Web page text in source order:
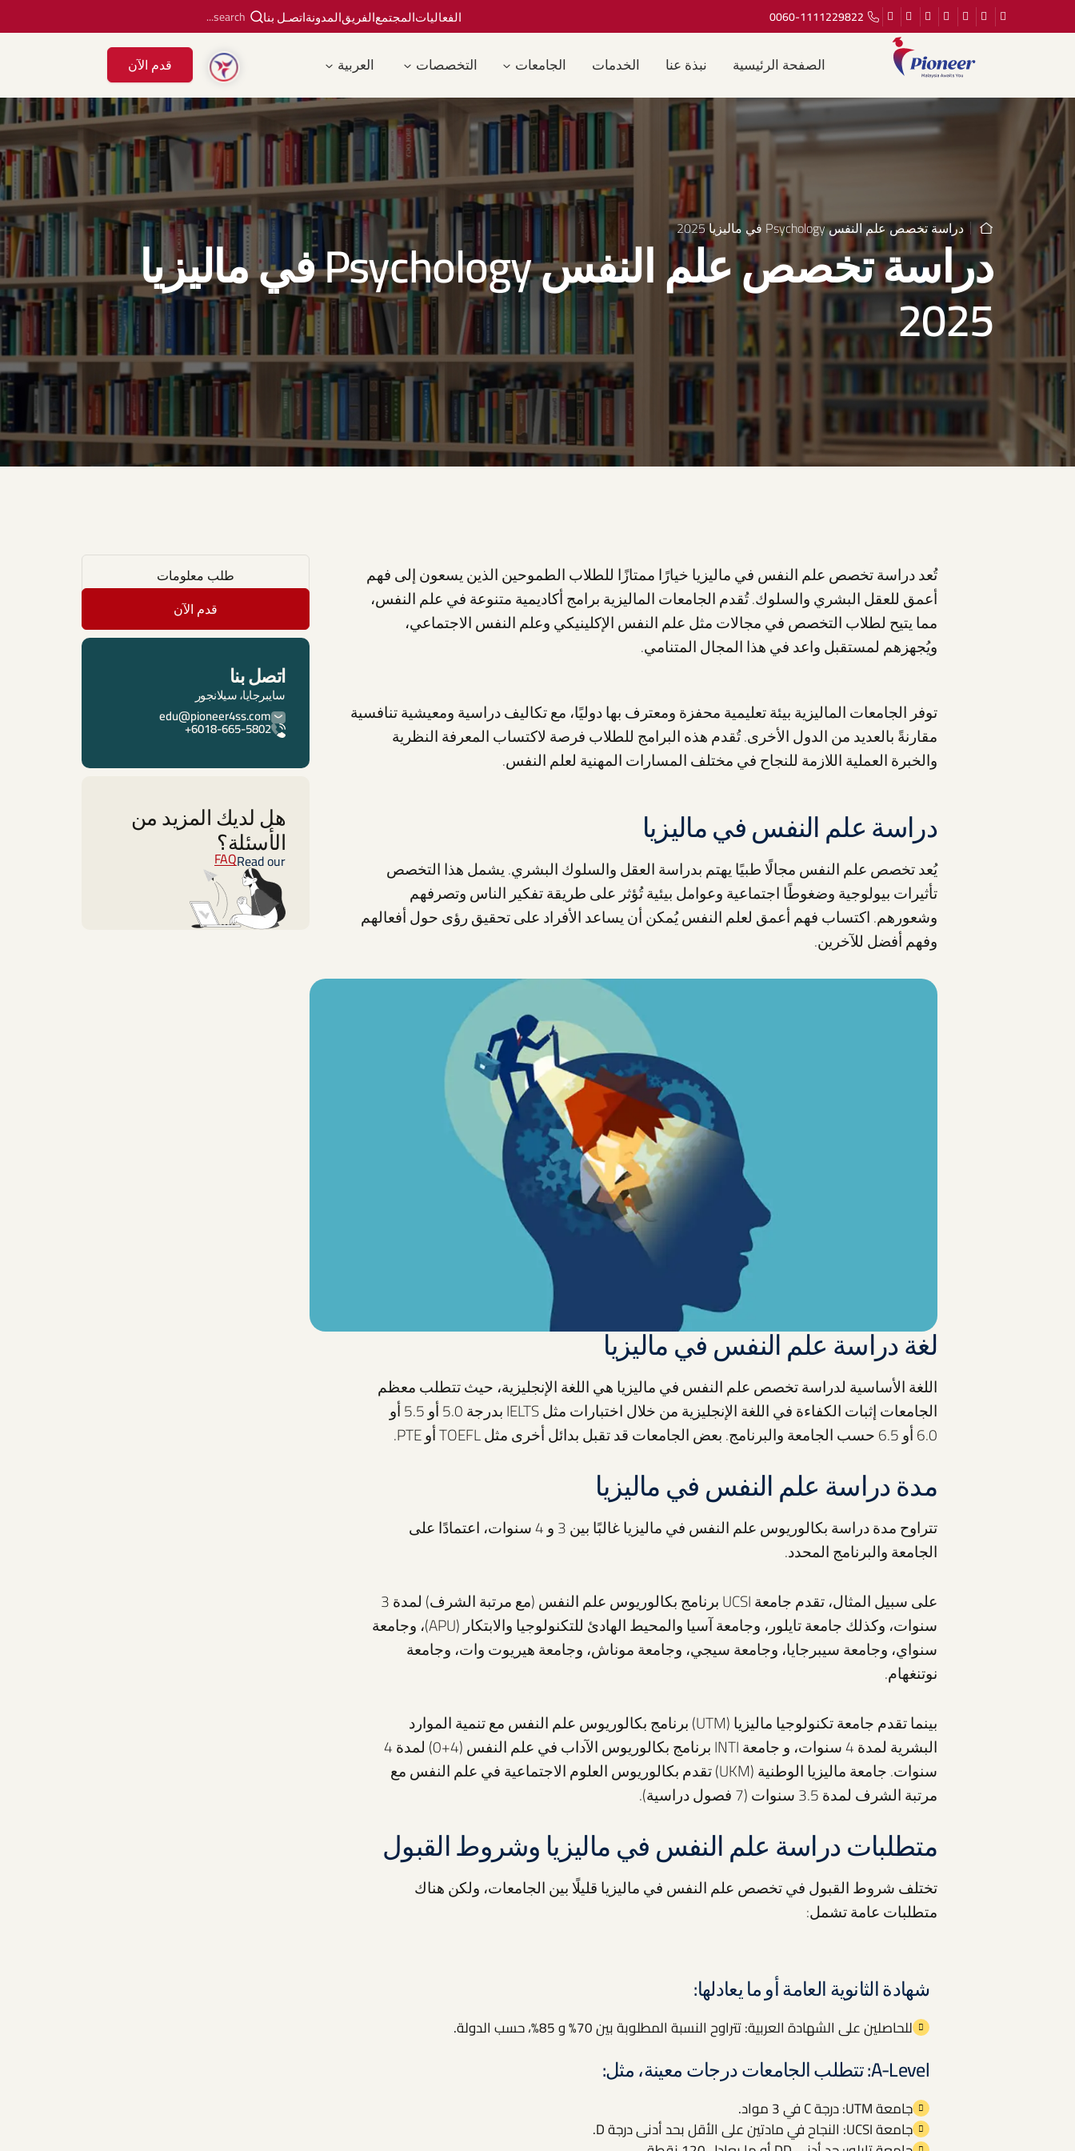
0060-1111229822 الفعالياتالمجتمعالفريقالمدونةاتصـل بنا
الصفحة الرئيسية نبذة عنا الخدمات الجامعات التخصصات العربية قدم الآن
دراسة تخصص علم النفس Psychology في ماليزيا 2025 دراسة تخصص علم النفس Psychology في ماليزيا
2025
تُعد دراسة تخصص علم النفس في ماليزيا خيارًا ممتازًا للطلاب الطموحين الذين يسعون إلى فهم
أعمق للعقل البشري والسلوك. تُقدم الجامعات الماليزية برامج أكاديمية متنوعة في علم النفس،
مما يتيح لطلاب التخصص في مجالات مثل علم النفس الإكلينيكي وعلم النفس الاجتماعي،
ويُجهزهم لمستقبل واعد في هذا المجال المتنامي.
توفر الجامعات الماليزية بيئة تعليمية محفزة ومعترف بها دوليًا، مع تكاليف دراسية ومعيشية تنافسية
مقارنةً بالعديد من الدول الأخرى. تُقدم هذه البرامج للطلاب فرصة لاكتساب المعرفة النظرية
والخبرة العملية اللازمة للنجاح في مختلف المسارات المهنية لعلم النفس.
دراسة علم النفس في ماليزيا
يُعد تخصص علم النفس مجالًا طبيًا يهتم بدراسة العقل والسلوك البشري. يشمل هذا التخصص
تأثيرات بيولوجية وضغوطًا اجتماعية وعوامل بيئية تُؤثر على طريقة تفكير الناس وتصرفهم
وشعورهم. اكتساب فهم أعمق لعلم النفس يُمكن أن يساعد الأفراد على تحقيق رؤى حول أفعالهم
وفهم أفضل للآخرين.
لغة دراسة علم النفس في ماليزيا
اللغة الأساسية لدراسة تخصص علم النفس في ماليزيا هي اللغة الإنجليزية، حيث تتطلب معظم
الجامعات إثبات الكفاءة في اللغة الإنجليزية من خلال اختبارات مثل IELTS بدرجة 5.0 أو 5.5 أو
6.0 أو 6.5 حسب الجامعة والبرنامج. بعض الجامعات قد تقبل بدائل أخرى مثل TOEFL أو PTE.
مدة دراسة علم النفس في ماليزيا
تتراوح مدة دراسة بكالوريوس علم النفس في ماليزيا غالبًا بين 3 و 4 سنوات، اعتمادًا على
الجامعة والبرنامج المحدد.
على سبيل المثال، تقدم جامعة UCSI برنامج بكالوريوس علم النفس (مع مرتبة الشرف) لمدة 3
سنوات، وكذلك جامعة تايلور، وجامعة آسيا والمحيط الهادئ للتكنولوجيا والابتكار (APU)، وجامعة
سنواي، وجامعة سيبرجايا، وجامعة سيجي، وجامعة موناش، وجامعة هيريوت وات، وجامعة
نوتنغهام.
بينما تقدم جامعة تكنولوجيا ماليزيا (UTM) برنامج بكالوريوس علم النفس مع تنمية الموارد
البشرية لمدة 4 سنوات، و جامعة INTI برنامج بكالوريوس الآداب في علم النفس (4+0) لمدة 4
سنوات. جامعة ماليزيا الوطنية (UKM) تقدم بكالوريوس العلوم الاجتماعية في علم النفس مع
مرتبة الشرف لمدة 3.5 سنوات (7 فصول دراسية).
متطلبات دراسة علم النفس في ماليزيا وشروط القبول
تختلف شروط القبول في تخصص علم النفس في ماليزيا قليلًا بين الجامعات، ولكن هناك
متطلبات عامة تشمل:
شهادة الثانوية العامة أو ما يعادلها:
للحاصلين على الشهادة العربية: تتراوح النسبة المطلوبة بين 70% و 85%، حسب الدولة.
A-Level: تتطلب الجامعات درجات معينة، مثل:
جامعة UTM: درجة C في 3 مواد.
جامعة UCSI: النجاح في مادتين على الأقل بحد أدنى درجة D.
طلب معلومات
قدم الآن
اتصل بنا
سايبرجايا، سيلانجور
edu@pioneer4ss.com
6018-665-5802+
هل لديك المزيد من
الأسئلة؟
Read our
FAQ